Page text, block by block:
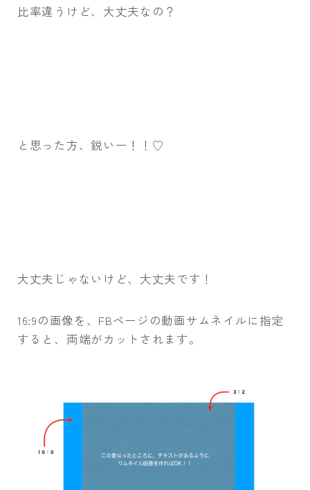
比率違うけど、大丈夫なの？
と思った方、鋭いー！！♡
大丈夫じゃないけど、大丈夫です！
16:9の画像を、FBページの動画サムネイルに指定
すると、両端がカットされます。